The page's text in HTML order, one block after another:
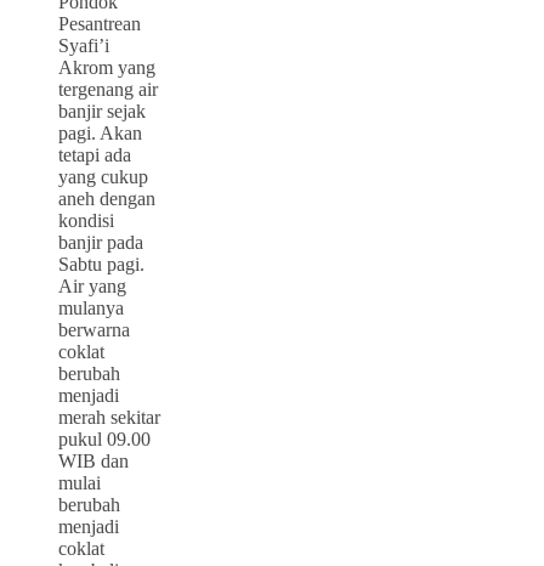
Pesantrean
Syafi’i
Akrom yang
tergenang air
banjir sejak
pagi. Akan
tetapi ada
yang cukup
aneh dengan
kondisi
banjir pada
Sabtu pagi.
Air yang
mulanya
berwarna
coklat
berubah
menjadi
merah sekitar
pukul 09.00
WIB dan
mulai
berubah
menjadi
coklat